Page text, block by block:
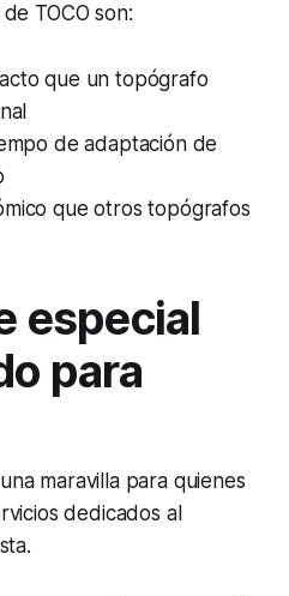
TOCO son:
que un topógrafo
de adaptación de
que otros topógrafos
especial
para
maravilla para quienes
dedicados al